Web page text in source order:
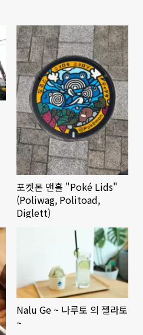
포켓몬 맨홀 "Poké Lids"
(Poliwag, Politoad,
Diglett)
Nalu Ge ~ 나루토 의 젤라토
~